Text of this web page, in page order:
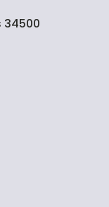
34500